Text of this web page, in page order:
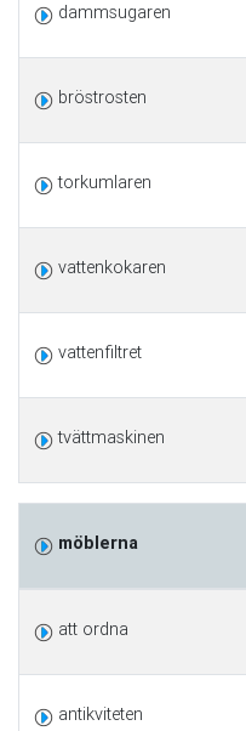
dammsugaren
bröstrosten
torkumlaren
vattenkokaren
vattenfiltret
tvättmaskinen
möblerna
att ordna
antikviteten